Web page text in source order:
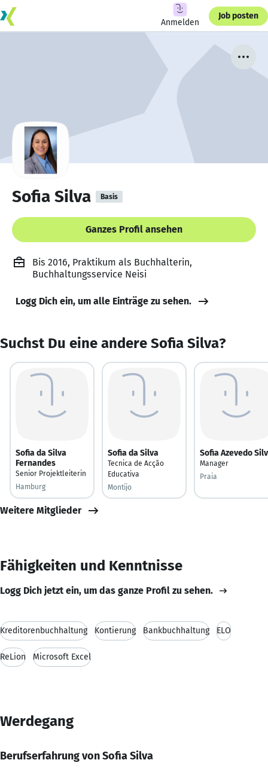
Anmelden
Job posten
Sofia Silva Basis
Ganzes Profil ansehen
Bis 2016, Praktikum als Buchhalterin,
Buchhaltungsservice Neisi
Logg Dich ein, um alle Einträge zu sehen.
Suchst Du eine andere Sofia Silva?
Sofia da Silva
Fernandes
Senior Projektleiterin
Hamburg
Sofia da Silva
Tecnica de Acção
Educativa
Montijo
Sofia Azevedo
Manager
Praia
Weitere Mitglieder
Fähigkeiten und Kenntnisse
Logg Dich jetzt ein, um das ganze Profil zu sehen.
Kreditorenbuchhaltung Kontierung Bankbuchhaltung ELO
ReLion Microsoft Excel
Werdegang
Berufserfahrung von Sofia Silva